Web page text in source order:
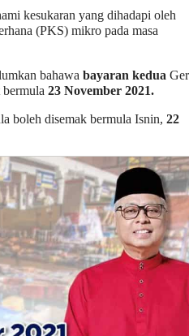
kesukaran yang dihadapi oleh
(PKS) mikro pada masa
bahawa bayaran kedua
23 November 2021.
boleh disemak bermula Isnin, 22